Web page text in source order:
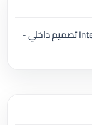
Interior design - Graphic design - Photography تصميم داخلي -